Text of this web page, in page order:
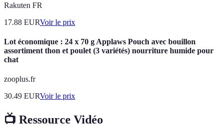
Rakuten FR
17.88 EURVoir le prix
Lot économique : 24 x 70 g Applaws Pouch avec bouillon
assortiment thon et poulet (3 variétés) nourriture humide pour
chat
zooplus.fr
30.49 EURVoir le prix
📺 Ressource Vidéo